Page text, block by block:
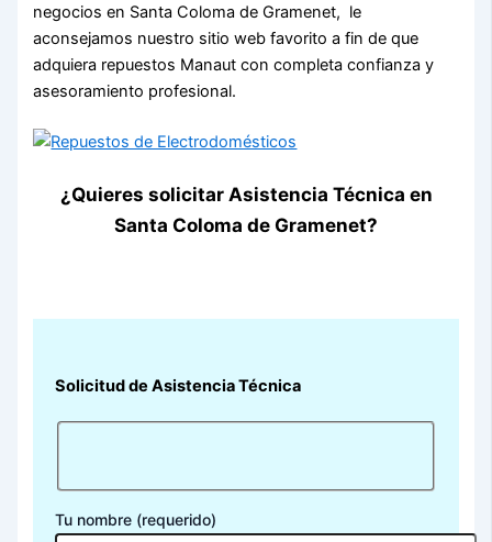
negocios en Santa Coloma de Gramenet, le
aconsejamos nuestro sitio web favorito a fin de que
adquiera repuestos Manaut con completa confianza y
asesoramiento profesional.
¿Quieres solicitar Asistencia Técnica en
Santa Coloma de Gramenet?
Solicitud de Asistencia Técnica
Tu nombre (requerido)